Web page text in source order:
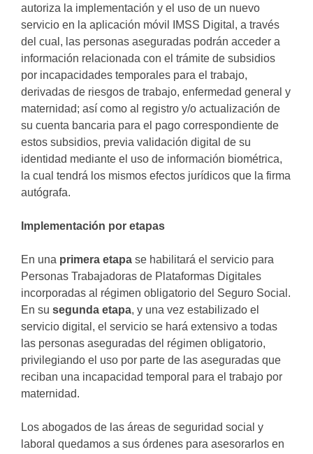
autoriza la implementación y el uso de un nuevo
servicio en la aplicación móvil IMSS Digital, a través
del cual, las personas aseguradas podrán acceder a
información relacionada con el trámite de subsidios
por incapacidades temporales para el trabajo,
derivadas de riesgos de trabajo, enfermedad general y
maternidad; así como al registro y/o actualización de
su cuenta bancaria para el pago correspondiente de
estos subsidios, previa validación digital de su
identidad mediante el uso de información biométrica,
la cual tendrá los mismos efectos jurídicos que la firma
autógrafa.
Implementación por etapas
En una primera etapa se habilitará el servicio para
Personas Trabajadoras de Plataformas Digitales
incorporadas al régimen obligatorio del Seguro Social.
En su segunda etapa, y una vez estabilizado el
servicio digital, el servicio se hará extensivo a todas
las personas aseguradas del régimen obligatorio,
privilegiando el uso por parte de las aseguradas que
reciban una incapacidad temporal para el trabajo por
maternidad.
Los abogados de las áreas de seguridad social y
laboral quedamos a sus órdenes para asesorarlos en